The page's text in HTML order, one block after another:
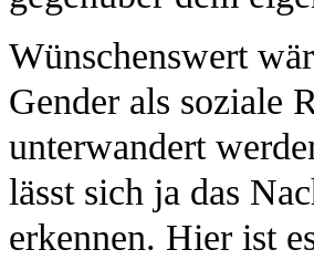
Wünschenswert
Gender als soziale
unterwandert
lässt sich ja das
erkennen. Hier ist